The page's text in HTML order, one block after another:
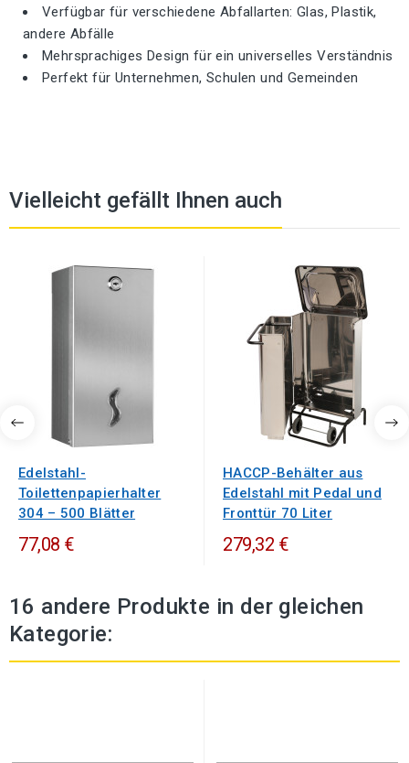
Verfügbar für verschiedene Abfallarten: Glas, Plastik,
andere Abfälle
Mehrsprachiges Design für ein universelles Verständnis
Perfekt für Unternehmen, Schulen und Gemeinden
Vielleicht gefällt Ihnen auch
Edelstahl-
Toilettenpapierhalter
304 – 500 Blätter
77,08 €
HACCP-Behälter aus
Edelstahl mit Pedal und
Fronttür 70 Liter
279,32 €
16 andere Produkte in der gleichen
Kategorie: